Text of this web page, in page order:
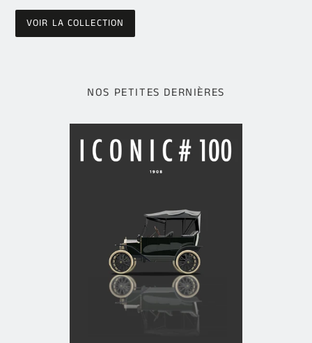
VOIR LA COLLECTION
NOS PETITES DERNIÈRES